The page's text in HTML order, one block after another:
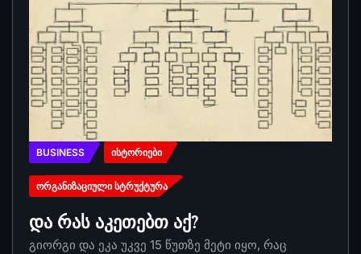
BUSINESS ᲘᲡᲢᲝᲠᲘᲔᲑᲘ
ᲝᲠᲒᲐᲜᲘᲖᲐᲪᲘᲣᲚᲘ ᲡᲢᲠᲣᲥᲢᲣᲠᲐ
და რას აკეთებთ აქ?
გიორგი და ეკა უკვე 15 წუთზე მეტი იყო, რაც